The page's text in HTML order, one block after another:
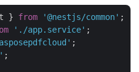
} from '@nestjs/common'
'./app.service'